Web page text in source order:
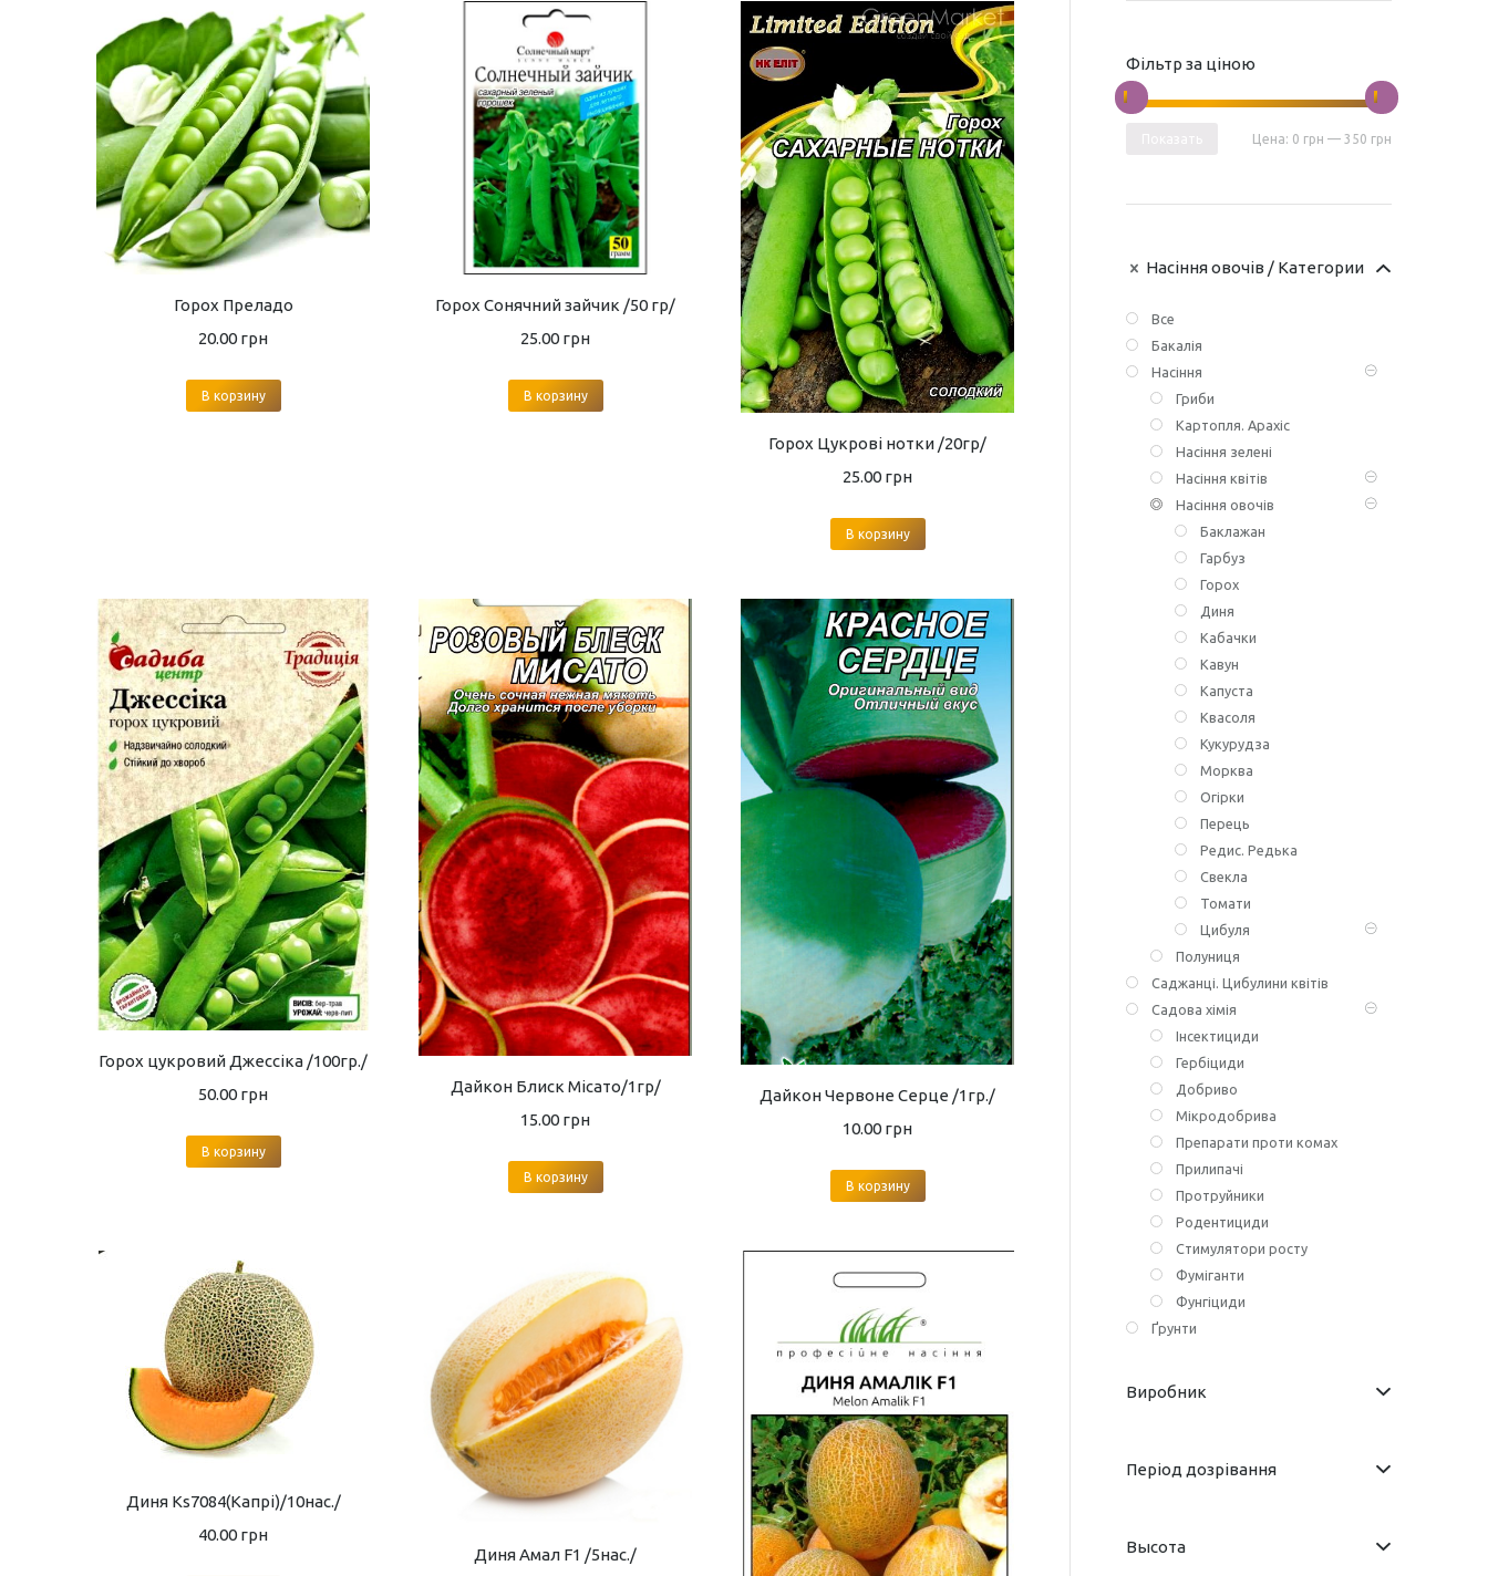
Горох Преладо
20.00 грн
В корзину
Горох Сонячний зайчик /50 гр/
25.00 грн
В корзину
Горох Цукрові нотки /20гр/
25.00 грн
В корзину
Горох цукровий Джессіка /100гр./
50.00 грн
В корзину
Дайкон Блиск Місато/1гр/
15.00 грн
В корзину
Дайкон Червоне Серце /1гр./
10.00 грн
В корзину
Диня Ks7084(Капрі)/10нас./
40.00 грн
Диня Амал F1 /5нас./
Фільтр за ціною
Цена: 0 грн — 350 грн
Насіння овочів / Категории
Все
Бакалія
Насіння
Гриби
Картопля. Арахіс
Насіння зелені
Насіння квітів
Насіння овочів
Баклажан
Гарбуз
Горох
Диня
Кабачки
Кавун
Капуста
Квасоля
Кукурудза
Морква
Огірки
Перець
Редис. Редька
Свекла
Томати
Цибуля
Полуниця
Саджанці. Цибулини квітів
Садова хімія
Інсектициди
Гербіциди
Добриво
Мікродобрива
Препарати проти комах
Прилипачі
Протруйники
Родентициди
Стимулятори росту
Фуміганти
Фунгіциди
Ґрунти
Виробник
Період дозрівання
Высота